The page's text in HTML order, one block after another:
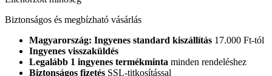
Biztonságos és megbízható vásárlás
Magyarország: Ingyenes standard kiszállítás 17.000 Ft-tól
Ingyenes visszaküldés
Legalább 1 ingyenes termékminta minden rendeléshez
Biztonságos fizetés SSL-titkosítással